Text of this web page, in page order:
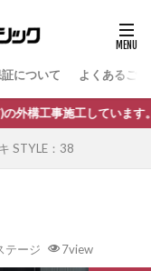
について よくあるご
ます。
STYLE：38
テージ 7view
ジョグストーン
Garden A-07
スタッコU